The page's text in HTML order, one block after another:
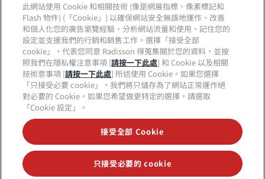
Radisson Hotels 品牌
tiktokinstagram
youtubefacebook
whatsapp
pinterest
threadstwitterlinkedin
絕對不會錯過我們最熱門的優惠
© 2026 Radisson Hotel Group版權所有。RHG
Radisson Hotel Group、Radisson、Radisson RED、
Radisson Blu、Radisson Collection、Radisson
Individuals、Park Plaza、Park Inn、Country Inn &
此網站使用 Cookie 和相關技術 (像是網展指標、像素標記和
Flash 物件) (「Cookie」) 以確保網站安全無誤地運作、改善
和個人化您的廣告瀏覽經驗、分析網站流量和使用、記住您的
設定並支援我們的行銷和銷售工作。選擇「接受全部
cookie」，代表您同意 Radisson 得蒐集關於您的資料，並按
照我們在隱私權注意事項 [請按一下此處] 和 Cookie 以及相關
技術意事項 [請按一下此處] 所述使用 Cookie。如果您選擇
「只接受必要 cookie」，我們將只儲存為了網站正常運作絕
對必要的 Cookie。如果您希望做更特定的選擇，請選取
「Cookie 設定」。
接受全部 Cookie
只接受必要的 cookie